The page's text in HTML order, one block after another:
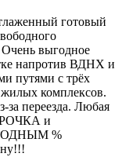
готовый
выгодное
напротив ВДНХ и
путями с трёх
жилых комплексов.
переезда. Любая
и
%